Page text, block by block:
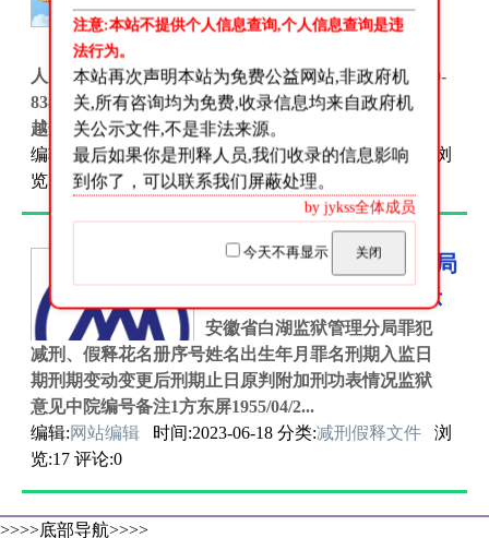
犯信息查询指南
人员信息单位名称：广东省监狱管理局联系电话：020-
8384 4395邮政编码：510050联系住址：广东省广州市
越秀区监狱管理局大院...
编辑:
网站编辑 时间:2023-06-19 分类:监狱联系方式
浏
览:15 评论:0
安徽省白湖监狱管理分局
2023-6-12减刑假释公示
安徽省白湖监狱管理分局罪犯
减刑、假释花名册序号姓名出生年月罪名刑期入监日
期刑期变动变更后刑期止日原判附加刑功表情况监狱
意见中院编号备注1方东屏1955/04/2...
编辑:网站编辑 时间:2023-06-18 分类:减刑假释文件
浏
览:17 评论:0
>>>>底部导航>>>>
注意:本站不提供个人信息查询,个人信息查询是违
法行为。
本站再次声明本站为免费公益网站,非政府机
关,所有咨询均为免费,收录信息均来自政府机
关公示文件,不是非法来源。
最后如果你是刑释人员,我们收录的信息影响
到你了，可以联系我们屏蔽处理。
by jykss全体成员
今天不再显示 关闭